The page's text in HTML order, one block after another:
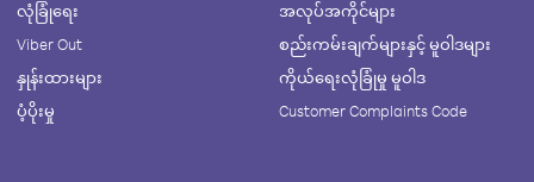
လုံခြုံရေး
Viber Out
နှုန်းထားများ
ပံ့ပိုးမှု
အလုပ်အကိုင်များ
စည်းကမ်းချက်များနှင့် မူဝါဒများ
ကိုယ်ရေးလုံခြုံမှု မူဝါဒ
Customer Complaints Code